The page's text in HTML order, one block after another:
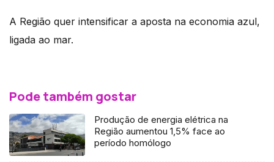
A Região quer intensificar a aposta na economia azul,
ligada ao mar.
Pode também gostar
Produção de energia elétrica na
Região aumentou 1,5% face ao
período homólogo